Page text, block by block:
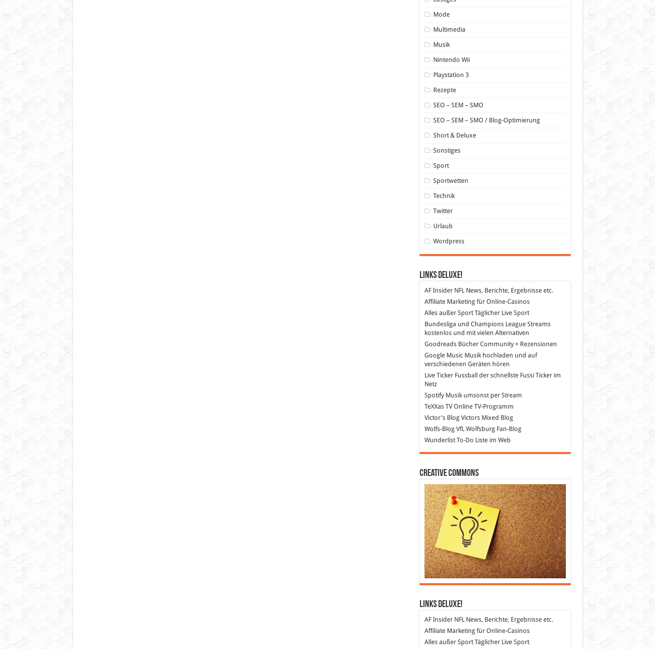
Mode
Multimedia
Musik
Nintendo Wii
Playstation 3
Rezepte
SEO – SEM – SMO
SEO – SEM – SMO / Blog-Optimierung
Short & Deluxe
Sonstiges
Sport
Sportwetten
Technik
Twitter
Urlaub
Wordpress
Links DeLuXe!
AF InsiderNFL News, Berichte, Ergebnisse etc.
Affiliate Marketingfür Online-Casinos
Alles außer SportTäglicher Live Sport
Bundesliga und Champions League Streams
kostenlos und mit vielen Alternativen
GoodreadsBücher Community + Rezensionen
Google MusicMusik hochladen und auf
verschiedenen Geräten hören
Live Ticker Fussball
der schnellste Fussi Ticker im
Netz
SpotifyMusik umsonst per Stream
TeXXas TVOnline TV-Programm
Victor's BlogVictors Mixed Blog
Wolfs-BlogVfL Wolfsburg Fan-Blog
WunderlistTo-Do Liste im Web
Creative Commons
Links DeLuXe!
AF InsiderNFL News, Berichte, Ergebnisse etc.
Affiliate Marketingfür Online-Casinos
Alles außer SportTäglicher Live Sport